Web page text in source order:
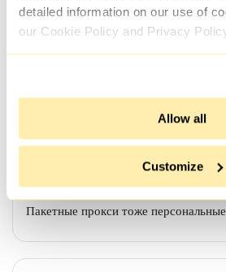
detailed information on our use of
our Cookie Policy and Privacy
Allow all
Customize
Нужны прокси с разных сетей/
Если я заказал на неделю/месяц.
Пакетные прокси тоже